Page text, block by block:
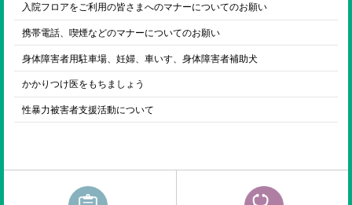
入院フロアをご利用の皆さまへのマナーについてのお願い
携帯電話、喫煙などのマナーについてのお願い
身体障害者用駐車場、妊婦、車いす、身体障害者補助犬
かかりつけ医をもちましょう
性暴力被害者支援活動について